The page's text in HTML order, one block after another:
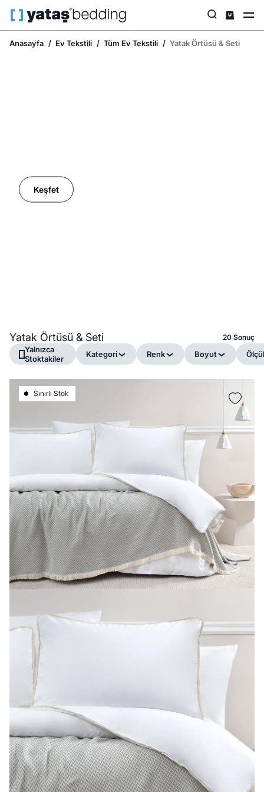
Anasayfa Ev Tekstili Tüm Ev Tekstili Yatak Örtüsü & Seti
Keşfet
Yatak Örtüsü & Seti 20 Sonuç
Yalnızca
Stoktakiler
Kategori Renk Boyut
Sınırlı Stok